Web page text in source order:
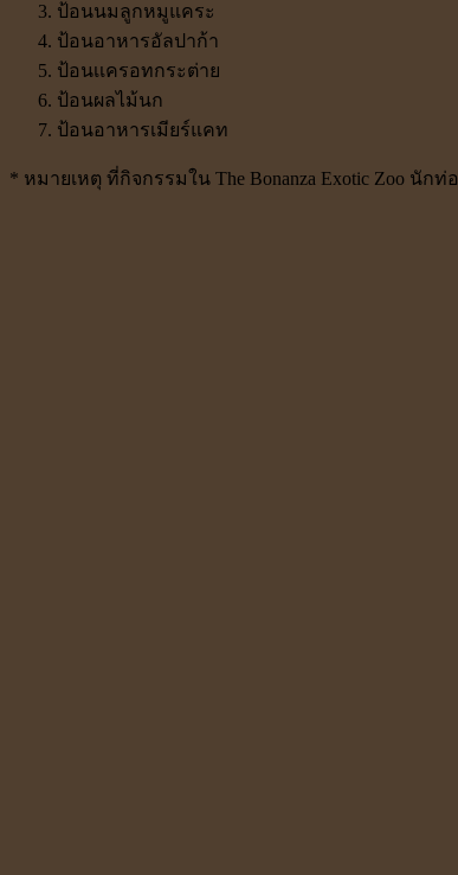
ป้อนนมลูกหมูแคระ
ป้อนอาหารอัลปาก้า
ป้อนเเครอทกระต่าย
ป้อนผลไม้นก
ป้อนอาหารเมียร์แคท
* หมายเหตุ ที่กิจกรรมใน The Bonanza Exotic Zoo นัก